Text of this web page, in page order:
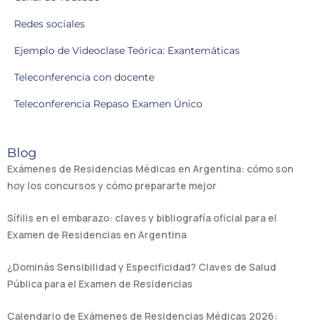
Redes sociales
Ejemplo de Videoclase Teórica: Exantemáticas
Teleconferencia con docente
Teleconferencia Repaso Examen Único
Blog
Exámenes de Residencias Médicas en Argentina: cómo son
hoy los concursos y cómo prepararte mejor
Sífilis en el embarazo: claves y bibliografía oficial para el
Examen de Residencias en Argentina
¿Dominás Sensibilidad y Especificidad? Claves de Salud
Pública para el Examen de Residencias
Calendario de Exámenes de Residencias Médicas 2026: